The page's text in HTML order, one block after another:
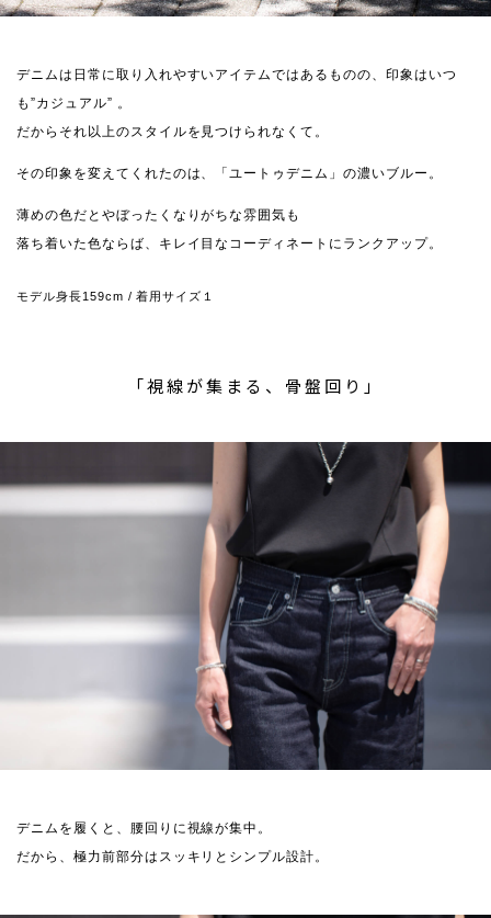
デニムは日常に取り入れやすいアイテムではあるものの、印象はいつ
も”カジュアル” 。
だからそれ以上のスタイルを見つけられなくて。
その印象を変えてくれたのは、「ユートゥデニム」の濃いブルー。
薄めの色だとやぼったくなりがちな雰囲気も
落ち着いた色ならば、キレイ目なコーディネートにランクアップ。
モデル身長159cm / 着用サイズ１
「視線が集まる、骨盤回り」
デニムを履くと、腰回りに視線が集中。
だから、極力前部分はスッキリとシンプル設計。